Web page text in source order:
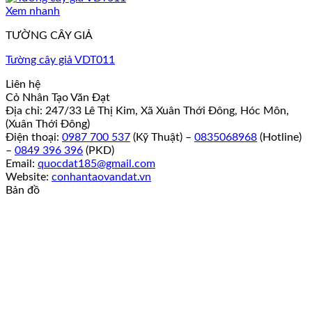
Xem nhanh
TƯỜNG CÂY GIẢ
Tường cây giả VDT011
Liên hệ
Cỏ Nhân Tạo Văn Đạt
Địa chỉ: 247/33 Lê Thị Kim, Xã Xuân Thới Đông, Hóc Môn,
(Xuân Thới Đông)
Điện thoại: 0987 700 537 (Kỹ Thuật) – 0835068968 (Hotline)
– 0849 396 396 (PKD)
Email: quocdat185@gmail.com
Website: conhantaovandat.vn
Bản đồ